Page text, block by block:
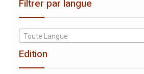
Filtrer par langue
Toute Langue
Edition